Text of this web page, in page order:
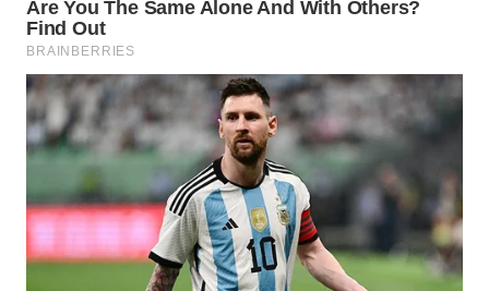
BINJAI
CIREBON
WN
INDRAMAYU
WN
KUNINGAN